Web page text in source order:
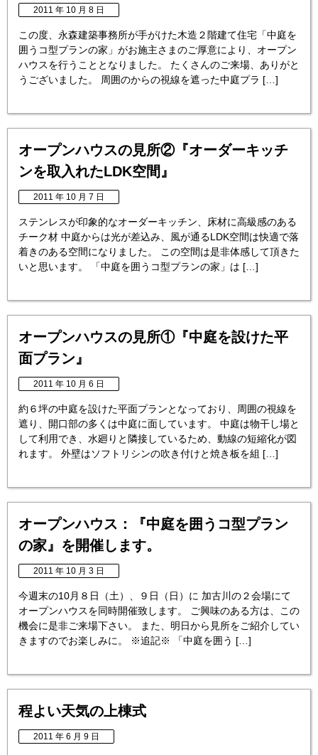
2011 年 10 月 8 日
この度、永森建築事務所が手がけた木造２階建て住宅「中庭を
囲うコ型プランの家」がお施主さまのご厚意により、オープン
ハウスを行うこととなりました。 たくさんのご来場、ありがと
うございました。 周囲のからの視線を遮った中庭プラ […]
オープンハウスの見所②『オーダーキッチ
ンを取入れたLDK空間』
2011 年 10 月 7 日
ステンレスが印象的なオーダーキッチン、床材に高級感のある
チーク材 中庭からは光が差込み、風が通るLDK空間は快適で落
着きのある空間になりました。 この空間は是非体感して頂きた
いと思います。 「中庭を囲うコ型プランの家」は […]
オープンハウスの見所①『中庭を設けた平
面プラン』
2011 年 10 月 6 日
約６坪の中庭を設けた平面プランとなっており、周囲の視線を
遮り、開口部の多くは中庭に面しています。 中庭は物干し場と
して利用でき、水廻りと隣接しているため、動線の短縮化が図
れます。 外壁はソフトリシンの吹き付けと焼き板を組 […]
オープンハウス：『中庭を囲うコ型プラン
の家』を開催します。
2011 年 10 月 3 日
今週末の10月８日（土）、９日（日）に 加古川の２会場にて
オープンハウスを同時開催致します。 ご興味のある方は、この
機会に是非ご来場下さい。 また、明日から見所をご紹介してい
きますのでお楽しみに。 ※追記※ 「中庭を囲う […]
程よい天気の上棟式
2011 年 6 月 9 日